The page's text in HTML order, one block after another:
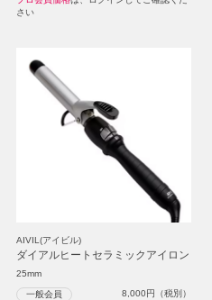
さい
AIVIL(アイビル)
ダイアルヒートセラミックアイロン
25mm
一般会員 8,000円（税別）